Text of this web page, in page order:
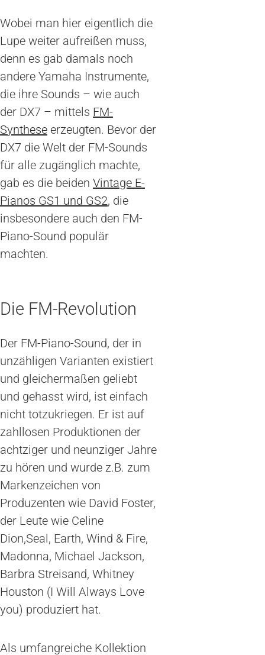
Wobei man hier eigentlich die
Lupe weiter aufreißen muss,
denn es gab damals noch
andere Yamaha Instrumente,
die ihre Sounds – wie auch
der DX7 – mittels FM-
Synthese erzeugten. Bevor der
DX7 die Welt der FM-Sounds
für alle zugänglich machte,
gab es die beiden Vintage E-
Pianos GS1 und GS2, die
insbesondere auch den FM-
Piano-Sound populär
machten.
Die FM-Revolution
Der FM-Piano-Sound, der in
unzähligen Varianten existiert
und gleichermaßen geliebt
und gehasst wird, ist einfach
nicht totzukriegen. Er ist auf
zahllosen Produktionen der
achtziger und neunziger Jahre
zu hören und wurde z.B. zum
Markenzeichen von
Produzenten wie David Foster,
der Leute wie Celine
Dion,Seal, Earth, Wind & Fire,
Madonna, Michael Jackson,
Barbra Streisand, Whitney
Houston (I Will Always Love
you) produziert hat.
Als umfangreiche Kollektion